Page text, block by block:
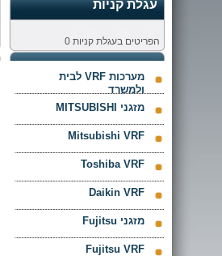
עגלת קניות
הפריטים בעגלת קניות 0
מערכות VRF לבית
ולמשרד
מזגני MITSUBISHI
Mitsubishi VRF
Toshiba VRF
Daikin VRF
מזגני Fujitsu
Fujitsu VRF